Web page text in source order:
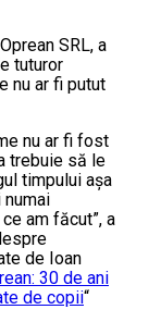
SRL, a
tuturor
nu ar fi putut
nu ar fi fost
trebuie să le
timpului așa
am făcut”, a
de Ioan
30 de ani
de copii“